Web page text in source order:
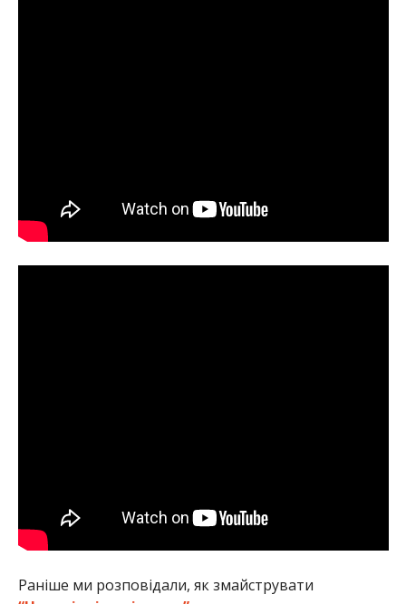
Раніше ми розповідали, як змайструвати